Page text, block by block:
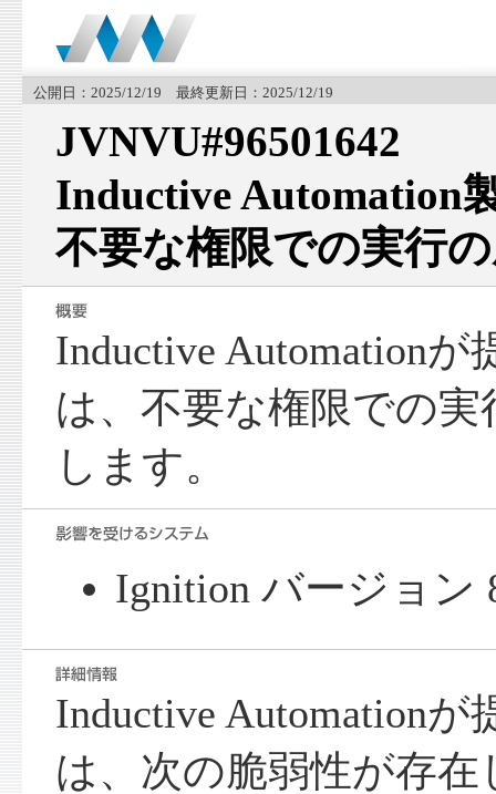
公開日：2025/12/19 最終更新日：2025/12/19
JVNVU#96501642
Inductive Automation
不要な権限での実行
Inductive Automation
は、不要な権限での
します。
Ignition バージョン
Inductive Automation
は、次の脆弱性が存在